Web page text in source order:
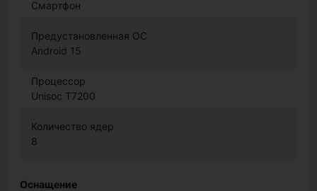
Смартфон
Предустановленная ОС
Android 15
Процессор
Unisoc T7200
Количество ядер
8
Оснащение